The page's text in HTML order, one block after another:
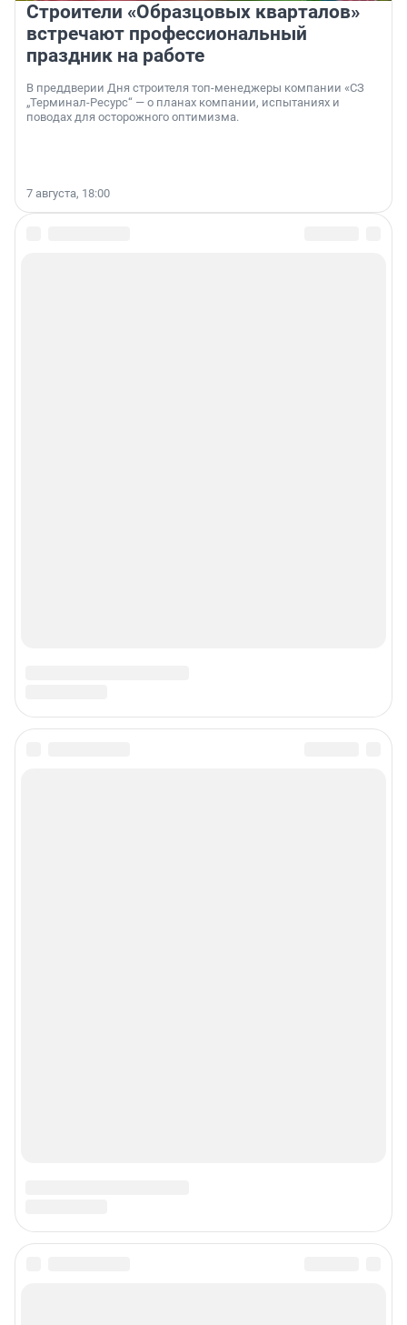
Строители «Образцовых кварталов»
встречают профессиональный
праздник на работе
В преддверии Дня строителя топ-менеджеры компании «СЗ
„Терминал-Ресурс“ — о планах компании, испытаниях и
поводах для осторожного оптимизма.
7 августа, 18:00